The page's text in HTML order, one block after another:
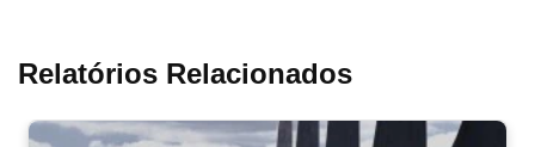
Relatórios Relacionados